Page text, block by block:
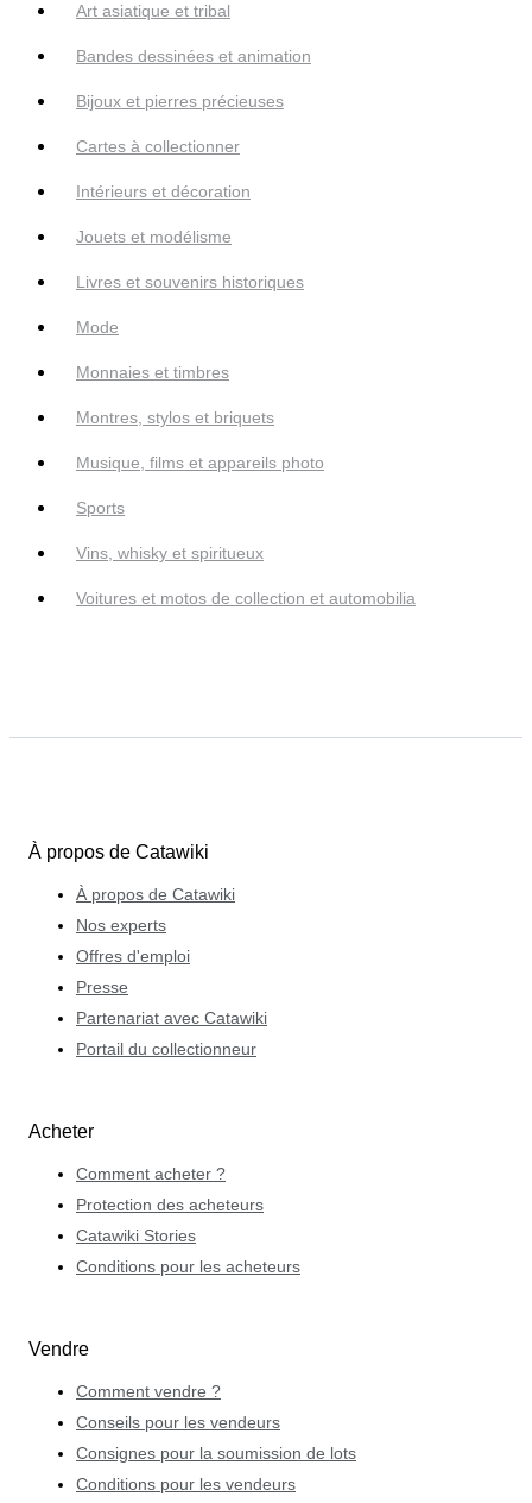
Art asiatique et tribal
Bandes dessinées et animation
Bijoux et pierres précieuses
Cartes à collectionner
Intérieurs et décoration
Jouets et modélisme
Livres et souvenirs historiques
Mode
Monnaies et timbres
Montres, stylos et briquets
Musique, films et appareils photo
Sports
Vins, whisky et spiritueux
Voitures et motos de collection et automobilia
À propos de Catawiki
À propos de Catawiki
Nos experts
Offres d'emploi
Presse
Partenariat avec Catawiki
Portail du collectionneur
Acheter
Comment acheter ?
Protection des acheteurs
Catawiki Stories
Conditions pour les acheteurs
Vendre
Comment vendre ?
Conseils pour les vendeurs
Consignes pour la soumission de lots
Conditions pour les vendeurs